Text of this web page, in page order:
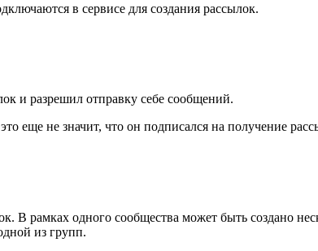
в сервисе для создания рассылок.
и разрешил отправку себе сообщений.
еще не значит, что он подписался на получение
В рамках одного сообщества может быть создано
из групп.